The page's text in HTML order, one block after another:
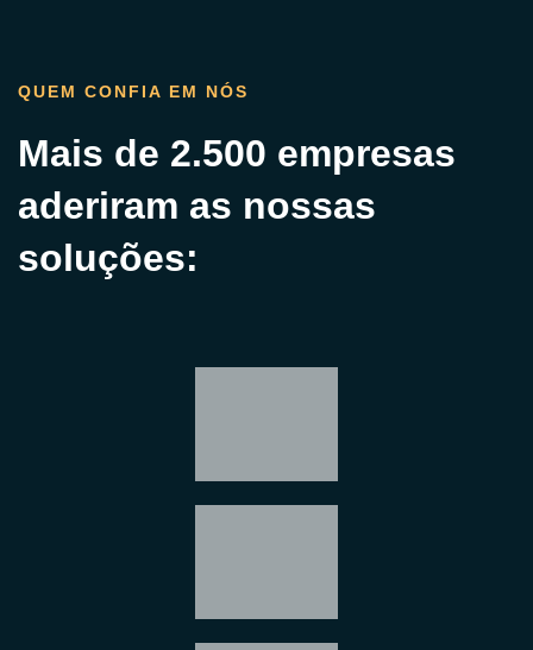
QUEM CONFIA EM NÓS
Mais de 2.500 empresas
aderiram as nossas
soluções: